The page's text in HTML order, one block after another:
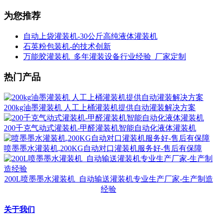
为您推荐
自动上袋灌装机-30公斤高纯液体灌装机
石英粉包装机-的技术创新
万能胶灌装机_多年灌装设备行业经验_厂家定制
热门产品
200kg油墨灌装机 人工上桶灌装机提供自动灌装解决方案
200千克气动式灌装机-甲醛灌装机智能自动化液体灌装机
喷墨墨水灌装机,200KG自动对口灌装机服务好-售后有保障
200L喷墨墨水灌装机_自动输送灌装机专业生产厂家-生产制造
经验
关于我们